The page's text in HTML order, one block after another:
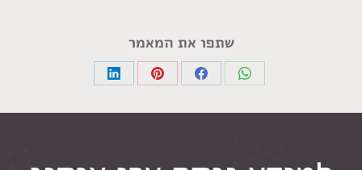
שתפו את המאמר
Share
Share
Share
Share